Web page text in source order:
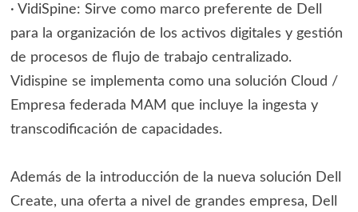
· VidiSpine: Sirve como marco preferente de Dell
para la organización de los activos digitales y gestión
de procesos de flujo de trabajo centralizado.
Vidispine se implementa como una solución Cloud /
Empresa federada MAM que incluye la ingesta y
transcodificación de capacidades.
Además de la introducción de la nueva solución Dell
Create, una oferta a nivel de grandes empresa, Dell